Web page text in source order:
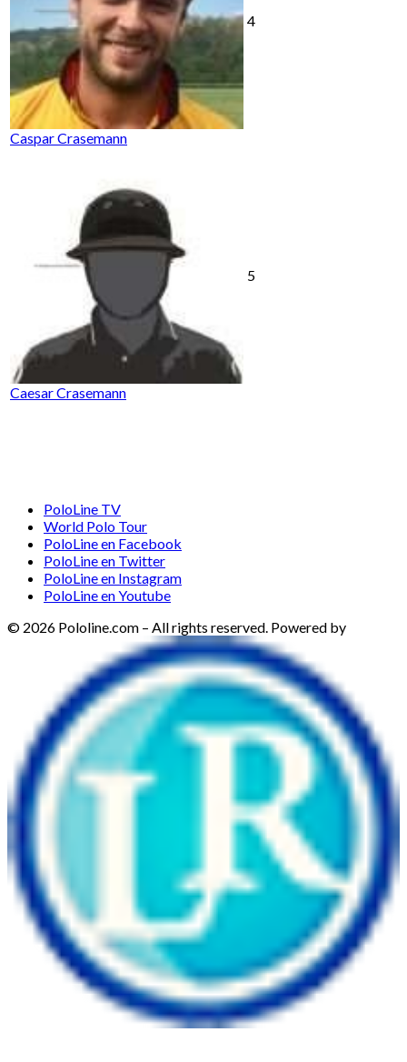
Caspar Crasemann
4
Caesar Crasemann
5
PoloLine TV
World Polo Tour
PoloLine en Facebook
PoloLine en Twitter
PoloLine en Instagram
PoloLine en Youtube
© 2026 Pololine.com – All rights reserved. Powered by